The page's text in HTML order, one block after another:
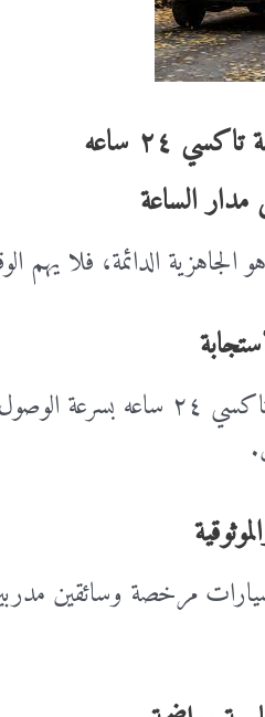
٢٤ ساعه
الجاهزية الدائمة، فلا يهم
تتميز شركات تاكسي ٢٤
مرخصة وسائقين